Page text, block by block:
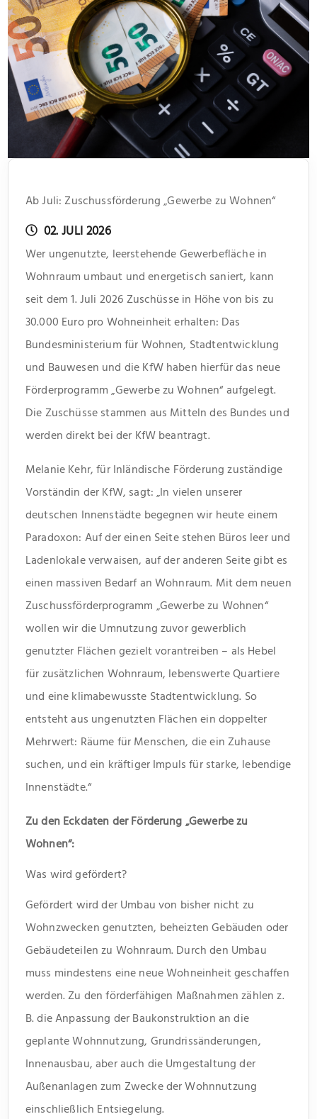
Ab Juli: Zuschussförderung „Gewerbe zu Wohnen“
02. JULI 2026
Wer ungenutzte, leerstehende Gewerbefläche in
Wohnraum umbaut und energetisch saniert, kann
seit dem 1. Juli 2026 Zuschüsse in Höhe von bis zu
30.000 Euro pro Wohneinheit erhalten: Das
Bundesministerium für Wohnen, Stadtentwicklung
und Bauwesen und die KfW haben hierfür das neue
Förderprogramm „Gewerbe zu Wohnen“ aufgelegt.
Die Zuschüsse stammen aus Mitteln des Bundes und
werden direkt bei der KfW beantragt.
Melanie Kehr, für Inländische Förderung zuständige
Vorständin der KfW, sagt: „In vielen unserer
deutschen Innenstädte begegnen wir heute einem
Paradoxon: Auf der einen Seite stehen Büros leer und
Ladenlokale verwaisen, auf der anderen Seite gibt es
einen massiven Bedarf an Wohnraum. Mit dem neuen
Zuschussförderprogramm „Gewerbe zu Wohnen“
wollen wir die Umnutzung zuvor gewerblich
genutzter Flächen gezielt vorantreiben – als Hebel
für zusätzlichen Wohnraum, lebenswerte Quartiere
und eine klimabewusste Stadtentwicklung. So
entsteht aus ungenutzten Flächen ein doppelter
Mehrwert: Räume für Menschen, die ein Zuhause
suchen, und ein kräftiger Impuls für starke, lebendige
Innenstädte.“
Zu den Eckdaten der Förderung „Gewerbe zu
Wohnen“:
Was wird gefördert?
Gefördert wird der Umbau von bisher nicht zu
Wohnzwecken genutzten, beheizten Gebäuden oder
Gebäudeteilen zu Wohnraum. Durch den Umbau
muss mindestens eine neue Wohneinheit geschaffen
werden. Zu den förderfähigen Maßnahmen zählen z.
B. die Anpassung der Baukonstruktion an die
geplante Wohnnutzung, Grundrissänderungen,
Innenausbau, aber auch die Umgestaltung der
Außenanlagen zum Zwecke der Wohnnutzung
einschließlich Entsiegelung.